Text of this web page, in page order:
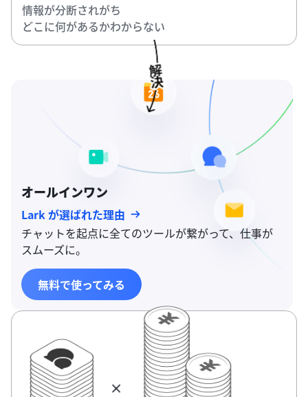
情報が分断されがち
どこに何があるかわからない
オールインワン
Lark が選ばれた理由
チャットを起点に全てのツールが繋がって、仕事が
スムーズに。
無料で使ってみる